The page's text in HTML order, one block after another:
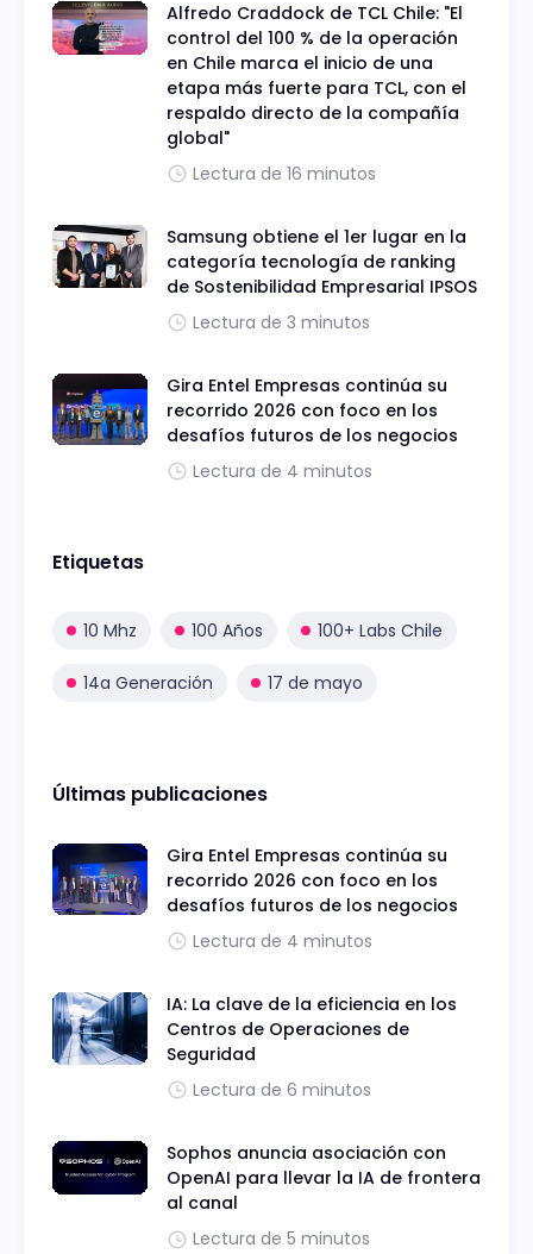
Alfredo Craddock de TCL Chile: "El
control del 100 % de la operación
en Chile marca el inicio de una
etapa más fuerte para TCL, con el
respaldo directo de la compañía
global"
Lectura de 16 minutos
Samsung obtiene el 1er lugar en la
categoría tecnología de ranking
de Sostenibilidad Empresarial IPSOS
Lectura de 3 minutos
Gira Entel Empresas continúa su
recorrido 2026 con foco en los
desafíos futuros de los negocios
Lectura de 4 minutos
Etiquetas
10 Mhz 100 Años 100+ Labs Chile
14a Generación 17 de mayo
Últimas publicaciones
Gira Entel Empresas continúa su
recorrido 2026 con foco en los
desafíos futuros de los negocios
Lectura de 4 minutos
IA: La clave de la eficiencia en los
Centros de Operaciones de
Seguridad
Lectura de 6 minutos
Sophos anuncia asociación con
OpenAI para llevar la IA de frontera
al canal
Lectura de 5 minutos